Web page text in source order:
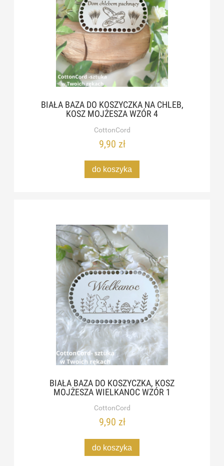
BIAŁA BAZA DO KOSZYCZKA NA CHLEB,
KOSZ MOJŻESZA WZÓR 4
CottonCord
9,90 zł
do koszyka
BIAŁA BAZA DO KOSZYCZKA, KOSZ
MOJŻESZA WIELKANOC WZÓR 1
CottonCord
9,90 zł
do koszyka